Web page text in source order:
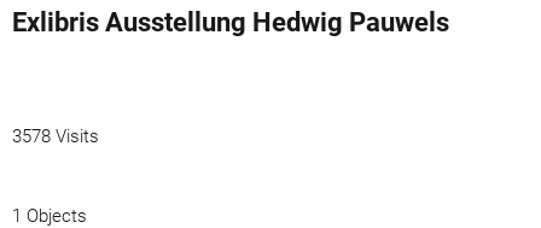
Exlibris Ausstellung Hedwig Pauwels
3578 Visits
1 Objects